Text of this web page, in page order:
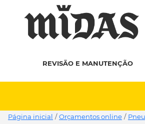
REVISÃO E MANUTENÇÃO
Página inicial / Orçamentos online /